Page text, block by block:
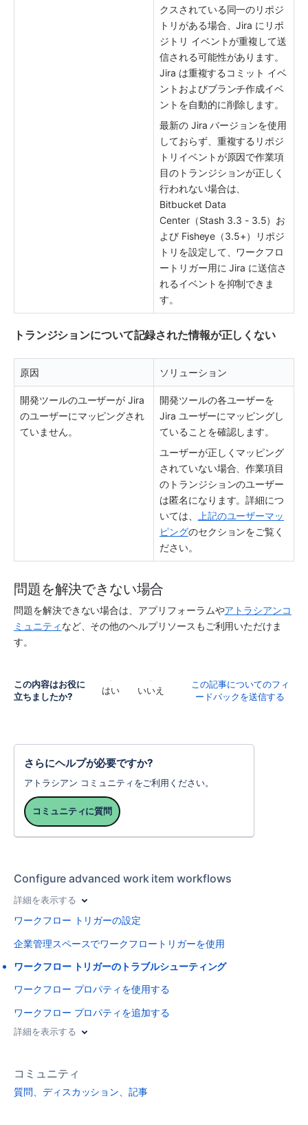
クスされている同一のリポジ
トリがある場合、Jira にリポ
ジトリ イベントが重複して送
信される可能性があります。
Jira は重複するコミット イベ
ントおよびブランチ作成イベ
ントを自動的に削除します。
最新の Jira バージョンを使用
しておらず、重複するリポジ
トリイベントが原因で作業項
目のトランジションが正しく
行われない場合は、
Bitbucket Data
Center（Stash 3.3 - 3.5）お
よび Fisheye（3.5+）リポジ
トリを設定して、ワークフロ
ートリガー用に Jira に送信さ
れるイベントを抑制できま
す。
トランジションについて記録された情報が正しくない
原因 ソリューション
開発ツールのユーザーが Jira
のユーザーにマッピングされ
ていません。
開発ツールの各ユーザーを
Jira ユーザーにマッピングし
ていることを確認します。
ユーザーが正しくマッピング
されていない場合、作業項目
のトランジションのユーザー
は匿名になります。詳細につ
いては、
上記のユーザーマッ
ピングのセクションをご覧く
ださい。
問題を解決できない場合
問題を解決できない場合は、アプリフォーラムやアトラシアンコ
ミュニティ など、その他のヘルプリソースもご利用いただけま
す。
この内容はお役に
立ちましたか?
はい いいえ
この記事についてのフィ
ードバックを送信する
さらにヘルプが必要ですか?
アトラシアン コミュニティをご利用ください。
コミュニティに質問
Configure advanced work item workflows
詳細を表示する
ワークフロー トリガーの設定
企業管理スペースでワークフロートリガーを使用
ワークフロー トリガーのトラブルシューティング
ワークフロー プロパティを使用する
ワークフロー プロパティを追加する
詳細を表示する
コミュニティ
質問、ディスカッション、記事